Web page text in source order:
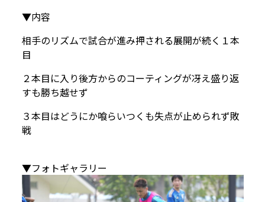
▼内容
相手のリズムで試合が進み押される展開が続く１本
目
２本目に入り後方からのコーティングが冴え盛り返
すも勝ち越せず
３本目はどうにか喰らいつくも失点が止められず敗
戦
▼フォトギャラリー